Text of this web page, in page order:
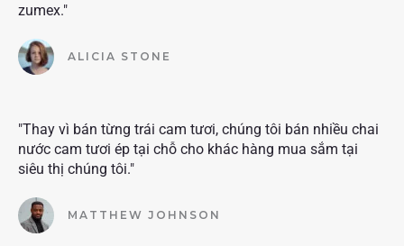
zumex."
ALICIA STONE
"Thay vì bán từng trái cam tươi, chúng tôi bán nhiều chai
nước cam tươi ép tại chỗ cho khác hàng mua sắm tại
siêu thị chúng tôi."
MATTHEW JOHNSON